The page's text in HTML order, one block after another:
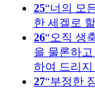
25 너의 모
한 세겔로
26 오직 생
을 물론하
하여 드리지
27 부정한